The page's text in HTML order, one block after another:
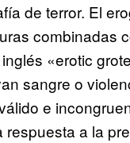
de terror. El
combinadas
«erotic
sangre o
e
a la